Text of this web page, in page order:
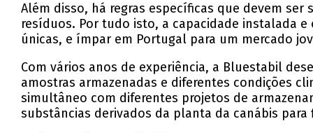
Além disso, há regras específicas que devem
resíduos. Por tudo isto, a capacidade instalada
únicas, e ímpar em Portugal para um mercado
Com vários anos de experiência, a Bluestabil
amostras armazenadas e diferentes condições
simultâneo com diferentes projetos de
substâncias derivados da planta da canábis para